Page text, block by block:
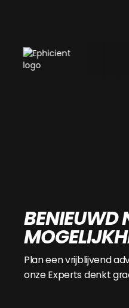
BENIEUWD
Plan een vrijblijvend
onze Experts denkt